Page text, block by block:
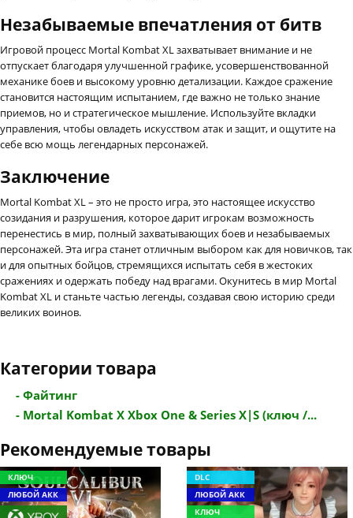
Незабываемые впечатления от битв
Игровой процесс Mortal Kombat XL захватывает внимание и не
отпускает благодаря улучшенной графике, усовершенствованной
механике боев и высокому уровню детализации. Каждое сражение
становится настоящим испытанием, где важно не только знание
приемов, но и стратегическое мышление. Используйте вкладки
управления, чтобы овладеть искусством атак и защит, и ощутите на
себе всю мощь легендарных персонажей.
Заключение
Mortal Kombat XL – это не просто игра, это настоящее искусство
созидания и разрушения, которое дарит игрокам возможность
перенестись в мир, полный захватывающих боев и незабываемых
персонажей. Эта игра станет отличным выбором как для новичков, так
и для опытных бойцов, стремящихся испытать себя в жестоких
сражениях и одержать победу над врагами. Окунитесь в мир Mortal
Kombat XL и станьте частью легенды, создавая свою историю среди
великих воинов.
Категории товара
- Файтинг
- Mortal Kombat X Xbox One & Series X|S (ключ /...
Рекомендуемые товары
КЛЮЧ
ЛЮБОЙ АКК
DLC
ЛЮБОЙ АКК
КЛЮЧ